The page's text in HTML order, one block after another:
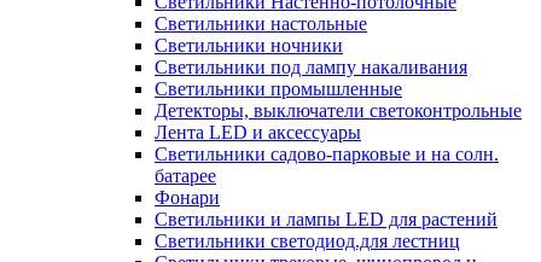
Светильники настольные
Светильники ночники
Светильники под лампу накаливания
Светильники промышленные
Детекторы, выключатели светоконтрольные
Лента LED и аксессуары
Светильники садово-парковые и на солн.
батарее
Фонари
Светильники и лампы LED для растений
Светильники светодиод.для лестниц